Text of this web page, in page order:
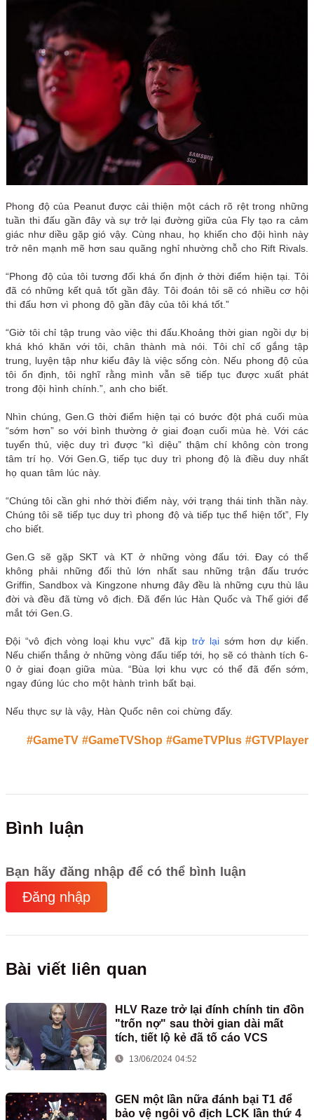
Phong độ của Peanut được cải thiện một cách rõ rệt trong những
tuần thi đấu gần đây và sự trở lại đường giữa của Fly tạo ra cảm
giác như diều gặp gió vậy. Cùng nhau, họ khiến cho đội hình này
trở nên mạnh mẽ hơn sau quãng nghỉ nhường chỗ cho Rift Rivals.
“Phong độ của tôi tương đối khá ổn định ở thời điểm hiện tại. Tôi
đã có những kết quả tốt gần đây. Tôi đoán tôi sẽ có nhiều cơ hội
thi đấu hơn vì phong độ gần đây của tôi khá tốt.”
“Giờ tôi chỉ tập trung vào việc thi đấu.Khoảng thời gian ngồi dự bị
khá khó khăn với tôi, chân thành mà nói. Tôi chỉ cố gắng tập
trung, luyện tập như kiểu đây là việc sống còn. Nếu phong độ của
tôi ổn định, tôi nghĩ rằng mình vẫn sẽ tiếp tục được xuất phát
trong đội hình chính.”, anh cho biết.
Nhìn chúng, Gen.G thời điểm hiện tại có bước đột phá cuối mùa
“sớm hơn” so với bình thường ở giai đoạn cuối mùa hè. Với các
tuyển thủ, việc duy trì được “kì diệu” thậm chí không còn trong
tâm trí họ. Với Gen.G, tiếp tục duy trì phong độ là điều duy nhất
họ quan tâm lúc này.
“Chúng tôi cần ghi nhớ thời điểm này, với trạng thái tinh thần này.
Chúng tôi sẽ tiếp tục duy trì phong độ và tiếp tục thể hiện tốt”, Fly
cho biết.
Gen.G sẽ gặp SKT và KT ở những vòng đấu tới. Đay có thể
không phải những đối thủ lớn nhất sau những trận đấu trước
Griffin, Sandbox và Kingzone nhưng đây đều là những cựu thù lâu
đời và đều đã từng vô địch. Đã đến lúc Hàn Quốc và Thế giới để
mắt tới Gen.G.
Đội “vô địch vòng loại khu vực” đã kịp trở lạisớm hơn dự kiến.
Nếu chiến thắng ở những vòng đấu tiếp tới, họ sẽ có thành tích 6-
0 ở giai đoạn giữa mùa. “Bùa lợi khu vực có thể đã đến sớm,
ngay đúng lúc cho một hành trình bất bại.
Nếu thực sự là vậy, Hàn Quốc nên coi chừng đấy.
#GameTV #GameTVShop #GameTVPlus #GTVPlayer
Bình luận
Bạn hãy đăng nhập để có thể bình luận
Đăng nhập
Bài viết liên quan
HLV Raze trở lại đính chính tin đồn
"trốn nợ" sau thời gian dài mất
tích, tiết lộ kẻ đã tố cáo VCS
13/06/2024 04:52
GEN một lần nữa đánh bại T1 để
bảo vệ ngôi vô địch LCK lần thứ 4